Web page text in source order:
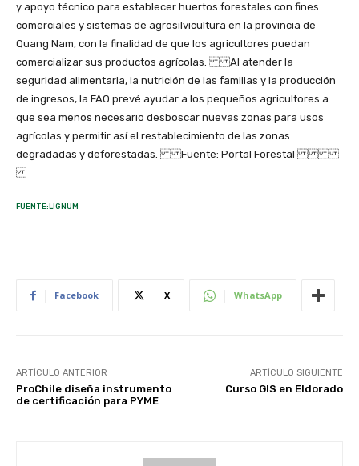
y apoyo técnico para establecer huertos forestales con fines
comerciales y sistemas de agrosilvicultura en la provincia de
Quang Nam, con la finalidad de que los agricultores puedan
comercializar sus productos agrícolas. Al atender la
seguridad alimentaria, la nutrición de las familias y la producción
de ingresos, la FAO prevé ayudar a los pequeños agricultores a
que sea menos necesario desboscar nuevas zonas para usos
agrícolas y permitir así el restablecimiento de las zonas
degradadas y deforestadas. Fuente: Portal Forestal
FUENTE:LIGNUM
Facebook X WhatsApp
ARTÍCULO ANTERIOR
ProChile diseña instrumento
de certificación para PYME
ARTÍCULO SIGUIENTE
Curso GIS en Eldorado